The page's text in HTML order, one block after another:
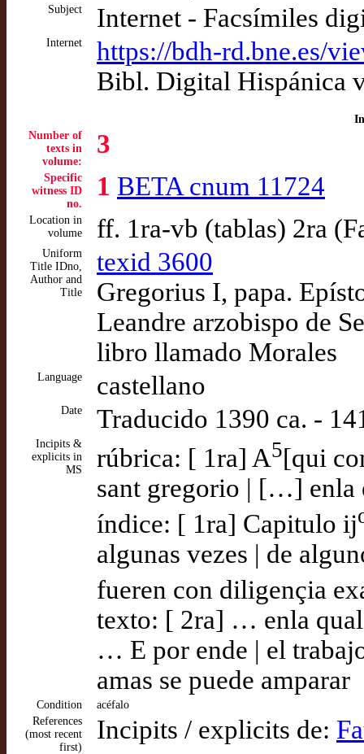
Subject Internet - Facsímiles
Internet
https://bdh-rd.bne.es/
Bibl. Digital Hispánica
Number of
texts in
volume:
3
Specific
witness ID
no.
1 BETA cnum 11724
Location in
volume
ff. 1ra-vb (tablas) 2ra
Uniform
Title IDno,
Author and
Title
texid 3600
Gregorius I, papa.
Leandre arzobispo de
libro llamado Morales
Language castellano
Date Traducido 1390 ca. -
Incipits &
explicits in
MS
rúbrica: [ 1ra] A5[qui
sant gregorio | […]
índice: [ 1ra] Capitulo ij
algunas vezes | de
fueren con diligençia
texto: [ 2ra] … enla qual
… E por ende | el
amas se puede amparar
Condition
acéfalo
References
(most recent
first)
Incipits / explicits de: